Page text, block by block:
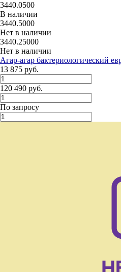
3440.0500
В наличии
3440.5000
Нет в наличии
3440.25000
Нет в наличии
Агар-агар бактериологический
13 875 руб.
120 490 руб.
По запросу